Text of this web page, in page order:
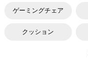
ゲーミングチェア
クッション